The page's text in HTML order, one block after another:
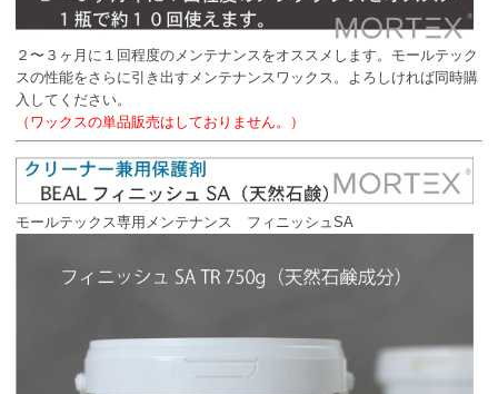
２〜３ヶ月に１回程度のメンテナンスをオススメします。モールテック
スの性能をさらに引き出すメンテナンスワックス。よろしければ同時購
入してください。
（ワックスの単品販売はしておりません。）
モールテックス専用メンテナンス フィニッシュSA